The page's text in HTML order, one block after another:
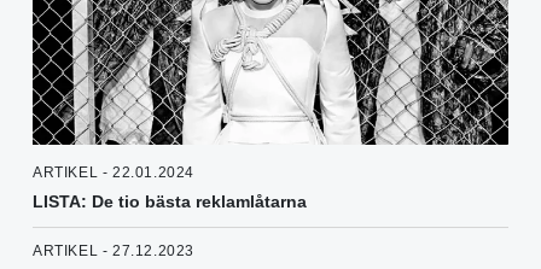
ARTIKEL - 22.01.2024
LISTA: De tio bästa reklamlåtarna
ARTIKEL - 27.12.2023